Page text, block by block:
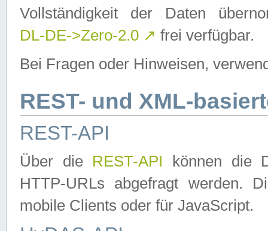
Vollständigkeit der Daten
DL-DE->Zero-2.0 ↗ frei verfügbar.
Bei Fragen oder Hinweisen,
REST- und XML-
REST-API
Über die REST-API können die
HTTP-URLs abgefragt werden.
mobile Clients oder für JavaScript.